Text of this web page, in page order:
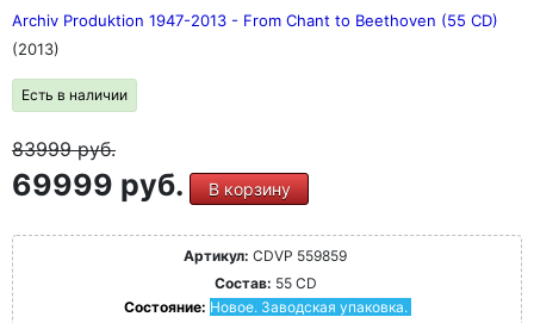
Archiv Produktion 1947-2013 - From Chant to Beethoven (55 CD)
(2013)
Есть в наличии
83999руб.
69999 руб. В корзину
Артикул: CDVP 559859
Состав: 55 CD
Состояние: Новое. Заводская упаковка.